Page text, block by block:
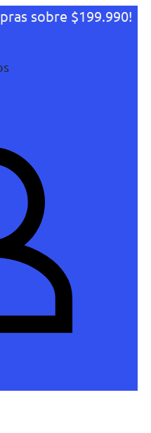
sobre $199.990!